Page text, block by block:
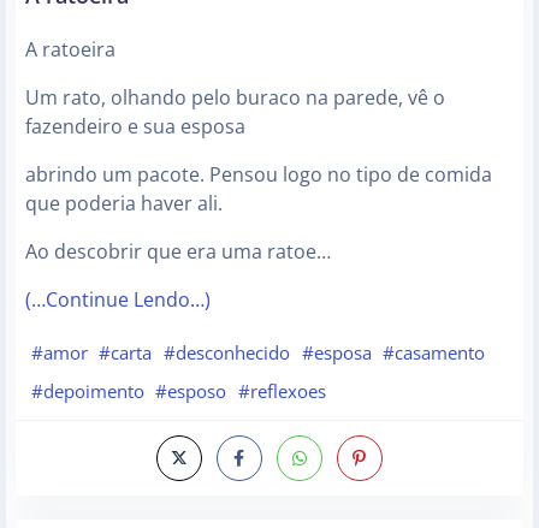
A ratoeira
Um rato, olhando pelo buraco na parede, vê o
fazendeiro e sua esposa
abrindo um pacote. Pensou logo no tipo de comida
que poderia haver ali.
Ao descobrir que era uma ratoe…
(…Continue Lendo…)
#amor #carta #desconhecido #esposa #casamento
#depoimento #esposo #reflexoes